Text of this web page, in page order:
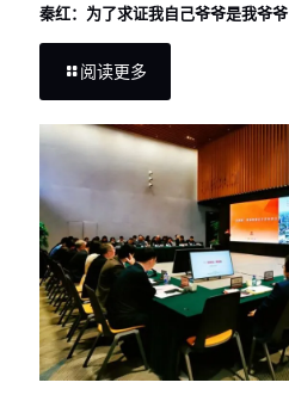
秦红：为了求证我自己爷爷是我爷爷
阅读更多